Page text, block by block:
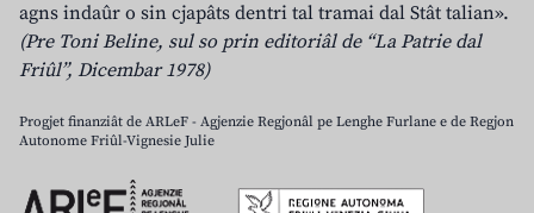
agns indaûr o sin cjapâts dentri tal tramai dal Stât talian».
(Pre Toni Beline, sul so prin editoriâl de “La Patrie dal
Friûl”, Dicembar 1978)
Progjet finanziât de ARLeF - Agjenzie Regjonâl pe Lenghe Furlane e de Regjon
Autonome Friûl-Vignesie Julie